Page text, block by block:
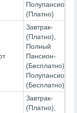
Полупансион-
(Платно)
Завтрак-
(Платно),
Полный
Пансион-
(Бесплатно),
Полупансион-
(Бесплатно)
Завтрак-
(Платно),